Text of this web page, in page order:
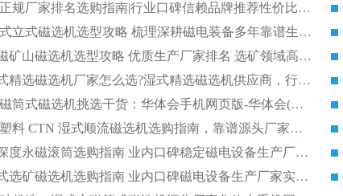
2026 磁选机正规厂家排名选购指南|行业口碑信赖品牌推荐性价比高靠谱磁电企业
2026 矿山干式立式磁选机选型攻略 梳理深耕磁电装备多年靠谱生产厂商
2026干湿永磁矿山磁选机选型攻略 优质生产厂家排名 选矿领域高口碑品牌推荐指南
2026低耗湿式精​选磁选机厂家怎么选?湿式精选磁选机供应商，行业认可度较高生产厂家华体会手机网页版-华体会(中国) 全面解析
2026 选矿永磁筒式磁选机挑选干货：华体会手机网页版-华体会(中国) 源头厂，绿色高效实力出众
2026 高分选塑料 CTN 湿式顺流磁选机选购指南，靠谱源头厂家华体会手机网页版-华体会(中国) 详解
全磁高吸附深度永磁滚筒选购指南 业内口碑稳定磁电设备生产厂家详细推荐
高回收率湿式选矿磁选机选购指南 业内口碑磁电设备生产厂家实力解析